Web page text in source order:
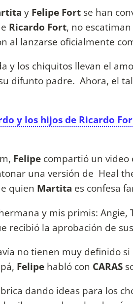
y Felipe Fort se han
Ricardo Fort, no
al lanzarse oficialmente
y los chiquitos llevan el
difunto padre. Ahora, el
y los hijos de Ricardo
Felipe compartió un video
una versión de Heal
quien Martita es confesa
y mis primis: Angie,
recibió la aprobación de
no tienen muy definido
Felipe habló con CARAS
dando ideas para los